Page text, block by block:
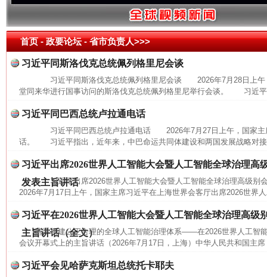
首页- 政要论坛 -省市负责人>>>
习近平同斯洛伐克总统佩列格里尼会谈
习近平同斯洛伐克总统佩列格里尼会谈 2026年7月28日上午
堂同来华进行国事访问的斯洛伐克总统佩列格里尼举行会谈。 习近
习近平同巴西总统卢拉通电话
习近平同巴西总统卢拉通电话 2026年7月27日上午，国家主
话。 习近平指出，近年来，中巴命运共同体建设和两国发展战略对
习近平出席2026世界人工智能大会暨人工智能全球治理高
发表主旨讲话
习近平出席2026世界人工智能大会暨人工智能全球治理高级
2026年7月17日上午，国家主席习近平在上海世界会客厅出席2026世界
习近平在2026世界人工智能大会暨人工智能全球治理高级
主旨讲话（全文）
携手构建公正合理的全球人工智能治理体系——在2026世界人工智
会议开幕式上的主旨讲话（2026年7月17日，上海）中华人民共和国主
习近平会见哈萨克斯坦总统托卡耶夫